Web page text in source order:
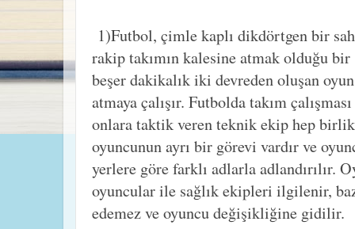
1)Futbol, çimle kaplı dikdörtgen bir
rakip takımın kalesine atmak olduğu bir
beşer dakikalık iki devreden oluşan
atmaya çalışır. Futbolda takım
onlara taktik veren teknik ekip hep
oyuncunun ayrı bir görevi vardır ve
yerlere göre farklı adlarla adlandırılır.
oyuncular ile sağlık ekipleri ilgilenir,
edemez ve oyuncu değişikliğine gidilir.